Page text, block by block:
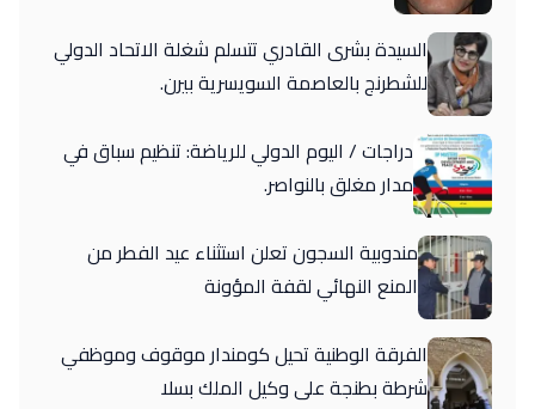
السيدة بشرى القادري تتسلم شغلة الاتحاد الدولي
للشطرنج بالعاصمة السويسرية بيرن.
دراجات / اليوم الدولي للرياضة: تنظيم سباق في
مدار مغلق بالنواصر.
مندوبية السجون تعلن استثناء عيد الفطر من
المنع النهائي لقفة المؤونة
الفرقة الوطنية تحيل كومندار موقوف وموظفي
شرطة بطنجة على وكيل الملك بسلا